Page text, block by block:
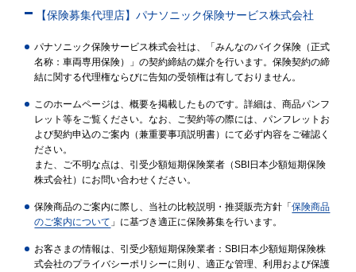
【保険募集代理店】パナソニック保険サービス株式会社
パナソニック保険サービス株式会社は、「みんなのバイク保険（正式
名称：車両専用保険）」の契約締結の媒介を行います。保険契約の締
結に関する代理権ならびに告知の受領権は有しておりません。
このホームページは、概要を掲載したものです。詳細は、商品パンフ
レット等をご覧ください。なお、ご契約等の際には、パンフレットお
よび契約申込のご案内（兼重要事項説明書）にて必ず内容をご確認く
ださい。
また、ご不明な点は、引受少額短期保険業者（SBI日本少額短期保険
株式会社）にお問い合わせください。
保険商品のご案内に際し、当社の比較説明・推奨販売方針「保険商品
のご案内について 」に基づき適正に保険募集を行います。
お客さまの情報は、引受少額短期保険業者：SBI日本少額短期保険株
式会社のプライバシーポリシーに則り、適正な管理、利用および保護